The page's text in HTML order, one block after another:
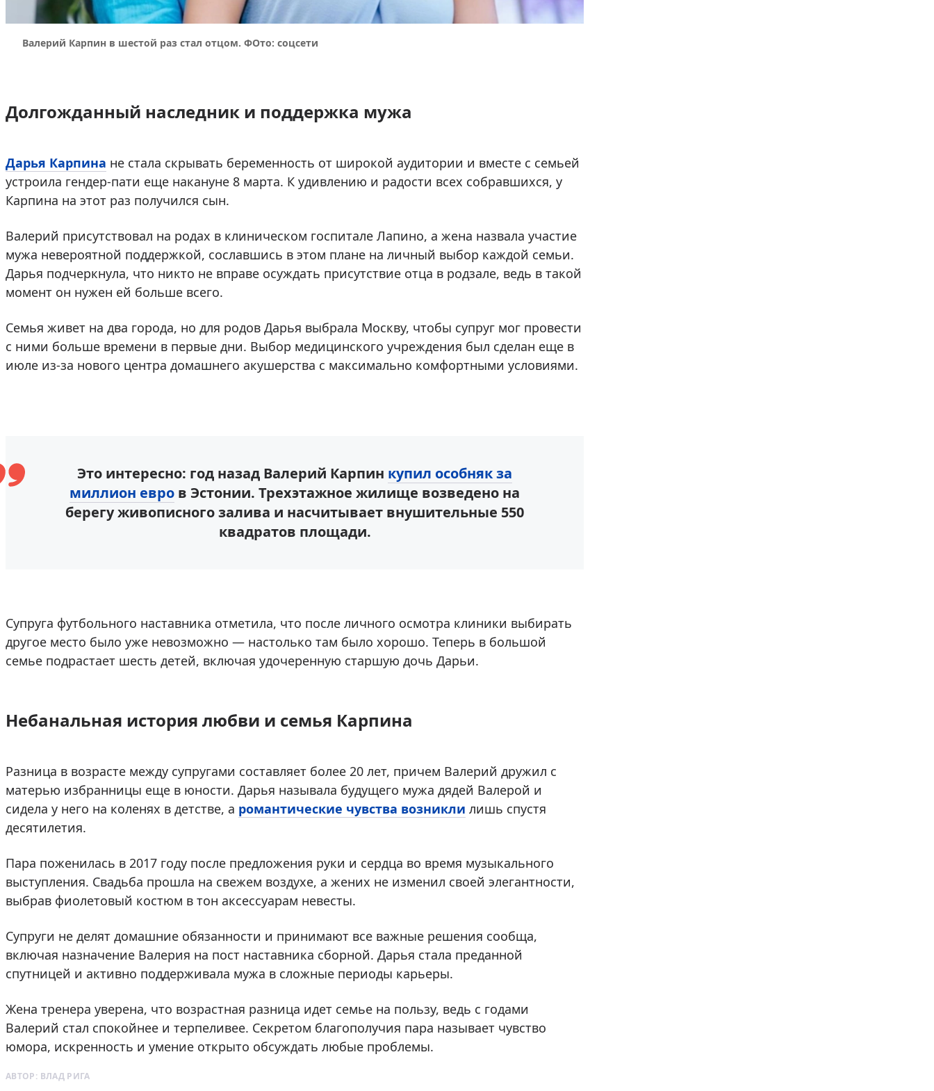
Валерий Карпин в шестой раз стал отцом. ФОто: соцсети
Долгожданный наследник и поддержка мужа
Дарья Карпина не стала скрывать беременность от широкой аудитории и вместе с семьей
устроила гендер-пати еще накануне 8 марта. К удивлению и радости всех собравшихся, у
Карпина на этот раз получился сын.
Валерий присутствовал на родах в клиническом госпитале Лапино, а жена назвала участие
мужа невероятной поддержкой, сославшись в этом плане на личный выбор каждой семьи.
Дарья подчеркнула, что никто не вправе осуждать присутствие отца в родзале, ведь в такой
момент он нужен ей больше всего.
Семья живет на два города, но для родов Дарья выбрала Москву, чтобы супруг мог провести
с ними больше времени в первые дни. Выбор медицинского учреждения был сделан еще в
июле из-за нового центра домашнего акушерства с максимально комфортными условиями.
Это интересно: год назад Валерий Карпин купил особняк за
миллион евро в Эстонии. Трехэтажное жилище возведено на
берегу живописного залива и насчитывает внушительные 550
квадратов площади.
Супруга футбольного наставника отметила, что после личного осмотра клиники выбирать
другое место было уже невозможно — настолько там было хорошо. Теперь в большой
семье подрастает шесть детей, включая удочеренную старшую дочь Дарьи.
Небанальная история любви и семья Карпина
Разница в возрасте между супругами составляет более 20 лет, причем Валерий дружил с
матерью избранницы еще в юности. Дарья называла будущего мужа дядей Валерой и
сидела у него на коленях в детстве, а романтические чувства возникли лишь спустя
десятилетия.
Пара поженилась в 2017 году после предложения руки и сердца во время музыкального
выступления. Свадьба прошла на свежем воздухе, а жених не изменил своей элегантности,
выбрав фиолетовый костюм в тон аксессуарам невесты.
Супруги не делят домашние обязанности и принимают все важные решения сообща,
включая назначение Валерия на пост наставника сборной. Дарья стала преданной
спутницей и активно поддерживала мужа в сложные периоды карьеры.
Жена тренера уверена, что возрастная разница идет семье на пользу, ведь с годами
Валерий стал спокойнее и терпеливее. Секретом благополучия пара называет чувство
юмора, искренность и умение открыто обсуждать любые проблемы.
АВТОР: ВЛАД РИГА